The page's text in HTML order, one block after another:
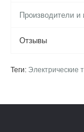
Производители и
Отзывы
Теги: Электрические